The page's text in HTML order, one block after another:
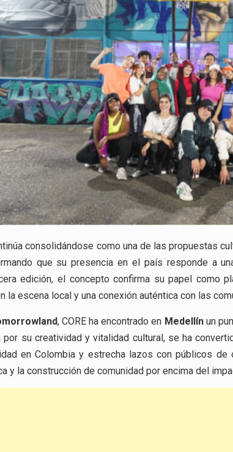
consolidándose como una de las propuestas
que su presencia en el país responde a
edición, el concepto confirma su papel como
la escena local y una conexión auténtica con las
, CORE ha encontrado en Medellínun
por su creatividad y vitalidad cultural, se ha
en Colombia y estrecha lazos con públicos de
y la construcción de comunidad por encima del